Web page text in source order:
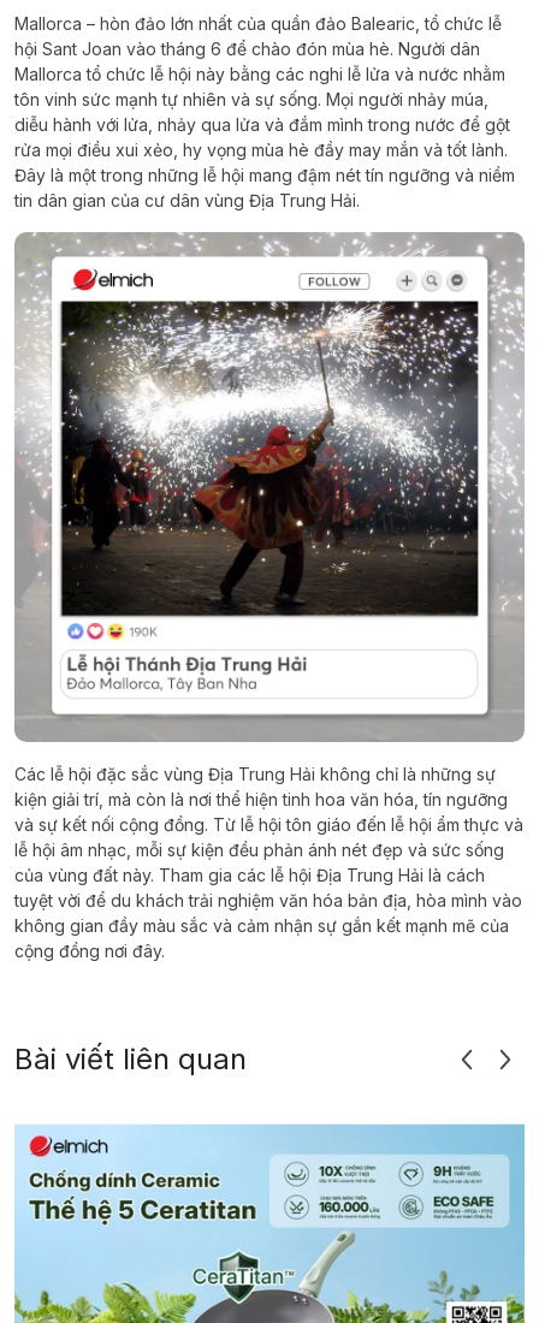
Mallorca – hòn đảo lớn nhất của quần đảo Balearic, tổ chức lễ
hội Sant Joan vào tháng 6 để chào đón mùa hè. Người dân
Mallorca tổ chức lễ hội này bằng các nghi lễ lửa và nước nhằm
tôn vinh sức mạnh tự nhiên và sự sống. Mọi người nhảy múa,
diễu hành với lửa, nhảy qua lửa và đắm mình trong nước để gột
rửa mọi điều xui xẻo, hy vọng mùa hè đầy may mắn và tốt lành.
Đây là một trong những lễ hội mang đậm nét tín ngưỡng và niềm
tin dân gian của cư dân vùng Địa Trung Hải.
Các lễ hội đặc sắc vùng Địa Trung Hải không chỉ là những sự
kiện giải trí, mà còn là nơi thể hiện tinh hoa văn hóa, tín ngưỡng
và sự kết nối cộng đồng. Từ lễ hội tôn giáo đến lễ hội ẩm thực và
lễ hội âm nhạc, mỗi sự kiện đều phản ánh nét đẹp và sức sống
của vùng đất này. Tham gia các lễ hội Địa Trung Hải là cách
tuyệt vời để du khách trải nghiệm văn hóa bản địa, hòa mình vào
không gian đầy màu sắc và cảm nhận sự gắn kết mạnh mẽ của
cộng đồng nơi đây.
Bài viết liên quan